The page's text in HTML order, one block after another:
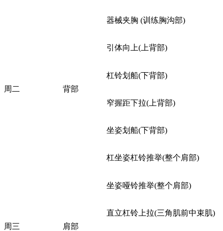
器械夹胸 (训练胸沟部)
周二 背部
引体向上(上背部)
杠铃划船(下背部)
窄握距下拉(上背部)
坐姿划船(下背部)
周三 肩部
杠坐姿杠铃推举(整个肩部)
坐姿哑铃推举(整个肩部)
直立杠铃上拉(三角肌前中束肌)